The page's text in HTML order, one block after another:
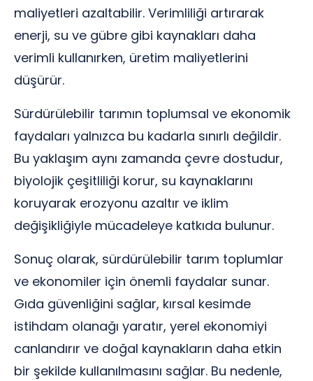
maliyetleri azaltabilir. Verimliliği artırarak
enerji, su ve gübre gibi kaynakları daha
verimli kullanırken, üretim maliyetlerini
düşürür.
Sürdürülebilir tarımın toplumsal ve ekonomik
faydaları yalnızca bu kadarla sınırlı değildir.
Bu yaklaşım aynı zamanda çevre dostudur,
biyolojik çeşitliliği korur, su kaynaklarını
koruyarak erozyonu azaltır ve iklim
değişikliğiyle mücadeleye katkıda bulunur.
Sonuç olarak, sürdürülebilir tarım toplumlar
ve ekonomiler için önemli faydalar sunar.
Gıda güvenliğini sağlar, kırsal kesimde
istihdam olanağı yaratır, yerel ekonomiyi
canlandırır ve doğal kaynakların daha etkin
bir şekilde kullanılmasını sağlar. Bu nedenle,